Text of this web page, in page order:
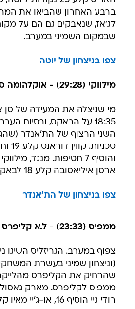
הלילה אני נותן מנוחה לדאנקן,
רצופים ואיבדה את הפסגה
יקווה שזה ישתלם לו בהמשך,
הבטיחה את המקום בפלייאוף
משחקים בארבעה לילות. "לא
לגבי ההחלטה", אמר
המקום הראשון, "אלא רק לנסות
לג'אז, שנאבקים גם הם על
שבמקום השמיני במערב.
צפו בניצחון של יוטה
מילווקי (29:28) - אוקלהומה סיטי (15:42) 109:89
השני הרצוף של הת'אנדר
והוסיף 7 חטיפות.
ארסן איליאסובה קלע 18 לבאקס.
צפו בניצחון של הת'אנדר